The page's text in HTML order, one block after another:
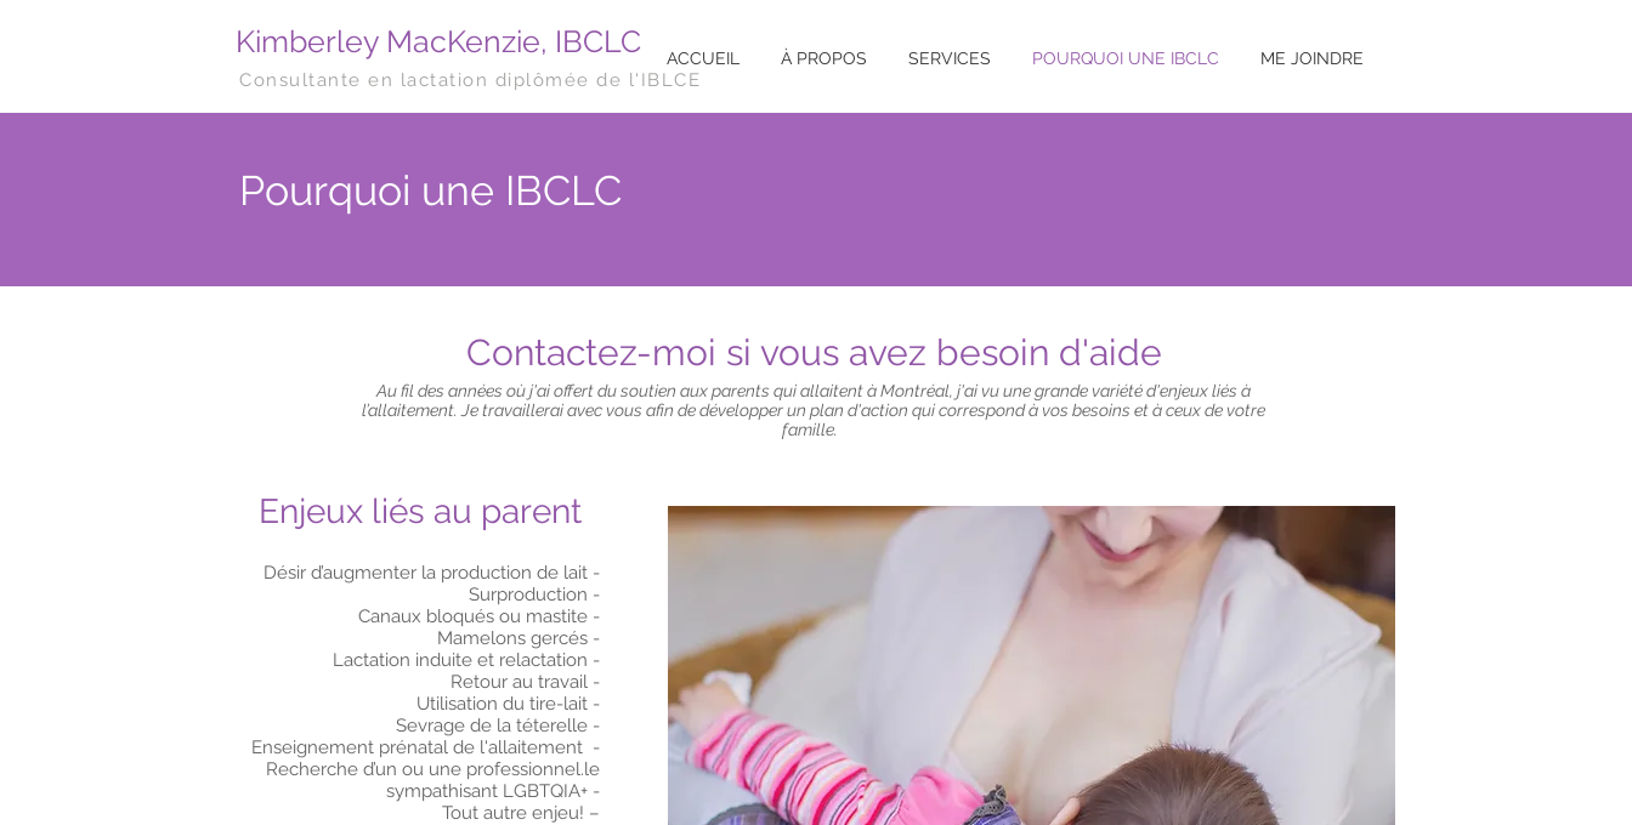
ACCUEIL À PROPOS SERVICES POURQUOI UNE IBCLC ME JOINDRE
Kimberley MacKenzie, IBCLC
Consultante en lactation diplômée de l'IBLCE
Pourquoi une IBCLC
Contactez-moi si vous avez besoin d'aide
Au fil des années où j'ai offert du soutien aux parents qui allaitent à Montréal, j'ai vu une grande variété d'enjeux liés à
l’allaitement. Je travaillerai avec vous afin de développer un plan d'action qui correspond à vos besoins et à ceux de votre
famille.
Enjeux liés au parent
Désir d’augmenter la production de lait -
Surproduction -
Canaux bloqués ou mastite -
Mamelons gercés -
Lactation induite et relactation -
Retour au travail -
Utilisation du tire-lait -
Sevrage de la téterelle -
Enseignement prénatal de l'allaitement -
Recherche d’un ou une professionnel.le
sympathisant LGBTQIA+ -
Tout autre enjeu! –